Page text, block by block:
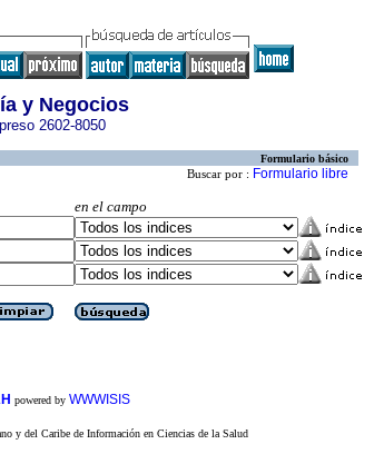
y Negocios
2602-8050
Formulario básico
Buscar por : Formulario libre
en el campo
powered by WWWISIS
y del Caribe de Información en Ciencias de la Salud